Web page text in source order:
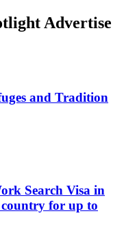
Advertise
and Tradition
Search Visa in
for up to